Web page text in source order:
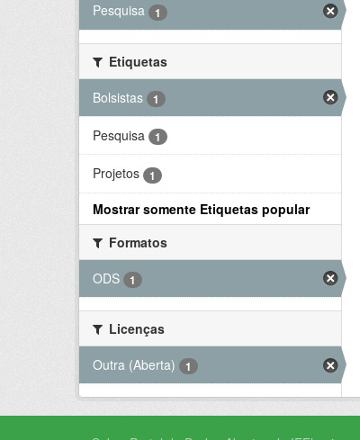
Pesquisa
1
Etiquetas
Bolsistas
1
Pesquisa 1
Projetos 1
Mostrar somente Etiquetas popular
Formatos
ODS
1
Licenças
Outra (Aberta)
1